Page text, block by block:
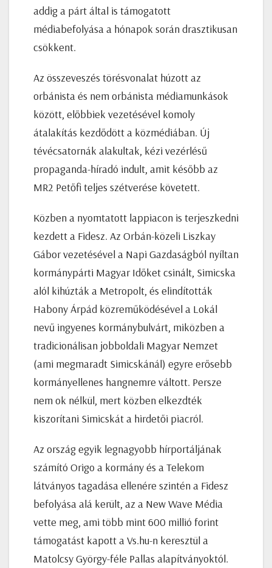
addig a párt által is támogatott
médiabefolyása a hónapok során drasztikusan
csökkent.
Az összeveszés törésvonalat húzott az
orbánista és nem orbánista médiamunkások
között, előbbiek vezetésével komoly
átalakítás kezdődött a közmédiában. Új
tévécsatornák alakultak, kézi vezérlésű
propaganda-híradó indult, amit később az
MR2 Petőfi teljes szétverése követett.
Közben a nyomtatott lappiacon is terjeszkedni
kezdett a Fidesz. Az Orbán-közeli Liszkay
Gábor vezetésével a Napi Gazdaságból nyíltan
kormánypárti Magyar Időket csinált, Simicska
alól kihúzták a Metropolt, és elindították
Habony Árpád közreműködésével a Lokál
nevű ingyenes kormánybulvárt, miközben a
tradicionálisan jobboldali Magyar Nemzet
(ami megmaradt Simicskánál) egyre erősebb
kormányellenes hangnemre váltott. Persze
nem ok nélkül, mert közben elkezdték
kiszorítani Simicskát a hirdetői piacról.
Az ország egyik legnagyobb hírportáljának
számító Origo a kormány és a Telekom
látványos tagadása ellenére szintén a Fidesz
befolyása alá került, az a New Wave Média
vette meg, ami több mint 600 millió forint
támogatást kapott a Vs.hu-n keresztül a
Matolcsy György-féle Pallas alapítványoktól.